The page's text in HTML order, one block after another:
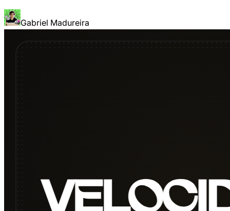
Gabriel Madureira